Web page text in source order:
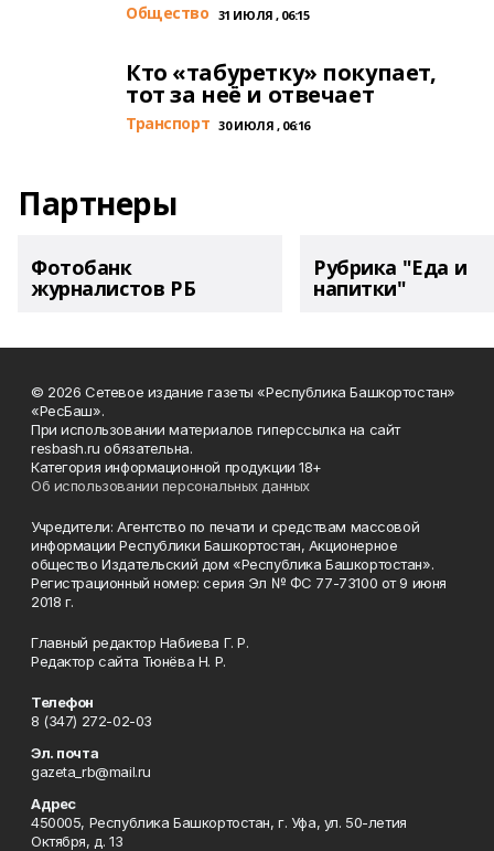
Общество 31 ИЮЛЯ , 06:15
Кто «табуретку» покупает,
тот за неё и отвечает
Транспорт 30 ИЮЛЯ , 06:16
Партнеры
Фотобанк
журналистов РБ
Рубрика "Еда и
напитки"
© 2026 Сетевое издание газеты «Республика Башкортостан»
«РесБаш».
При использовании материалов гиперссылка на сайт
resbash.ru обязательна.
Категория информационной продукции 18+
Об использовании персональных данных
Учредители: Агентство по печати и средствам массовой
информации Республики Башкортостан, Акционерное
общество Издательский дом «Республика Башкортостан».
Регистрационный номер: серия Эл № ФС 77-73100 от 9 июня
2018 г.
Главный редактор Набиева Г. Р.
Редактор сайта Тюнёва Н. Р.
Телефон
8 (347) 272-02-03
Эл. почта
gazeta_rb@mail.ru
Адрес
450005, Республика Башкортостан, г. Уфа, ул. 50-летия
Октября, д. 13